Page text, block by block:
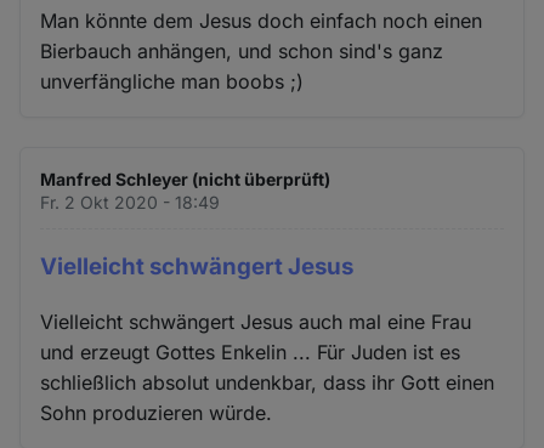
Man könnte dem Jesus doch einfach noch einen
Bierbauch anhängen, und schon sind's ganz
unverfängliche man boobs ;)
Manfred Schleyer (nicht überprüft)
Fr. 2 Okt 2020 - 18:49
Vielleicht schwängert Jesus
Vielleicht schwängert Jesus auch mal eine Frau
und erzeugt Gottes Enkelin ... Für Juden ist es
schließlich absolut undenkbar, dass ihr Gott einen
Sohn produzieren würde.